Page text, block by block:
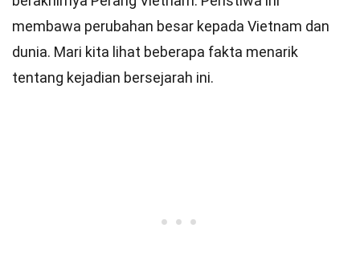
membawa perubahan besar kepada Vietnam dan
dunia. Mari kita lihat beberapa fakta menarik
tentang kejadian bersejarah ini.